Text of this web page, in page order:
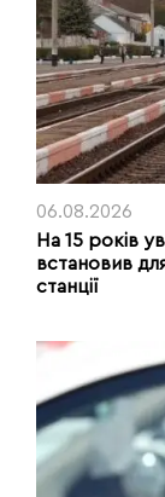
06.08.2026
На 15 років
встановив
станції